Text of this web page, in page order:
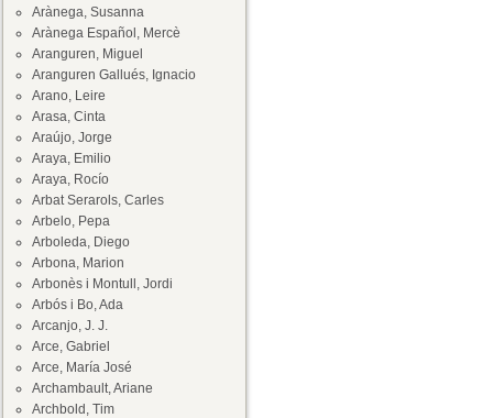
Arànega, Susanna
Arànega Español, Mercè
Aranguren, Miguel
Aranguren Gallués, Ignacio
Arano, Leire
Arasa, Cinta
Araújo, Jorge
Araya, Emilio
Araya, Rocío
Arbat Serarols, Carles
Arbelo, Pepa
Arboleda, Diego
Arbona, Marion
Arbonès i Montull, Jordi
Arbós i Bo, Ada
Arcanjo, J. J.
Arce, Gabriel
Arce, María José
Archambault, Ariane
Archbold, Tim